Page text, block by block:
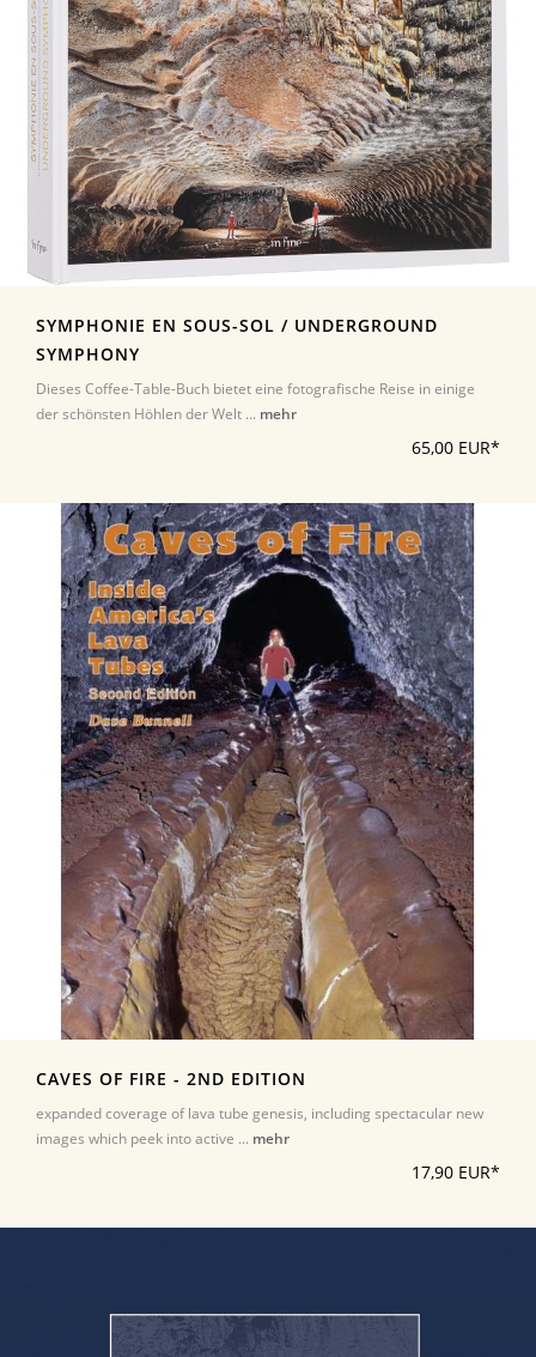
SYMPHONIE EN SOUS-SOL / UNDERGROUND
SYMPHONY
Dieses Coffee-Table-Buch bietet eine fotografische Reise in einige
der schönsten Höhlen der Welt ... mehr
65,00 EUR*
CAVES OF FIRE - 2ND EDITION
expanded coverage of lava tube genesis, including spectacular new
images which peek into active ... mehr
17,90 EUR*